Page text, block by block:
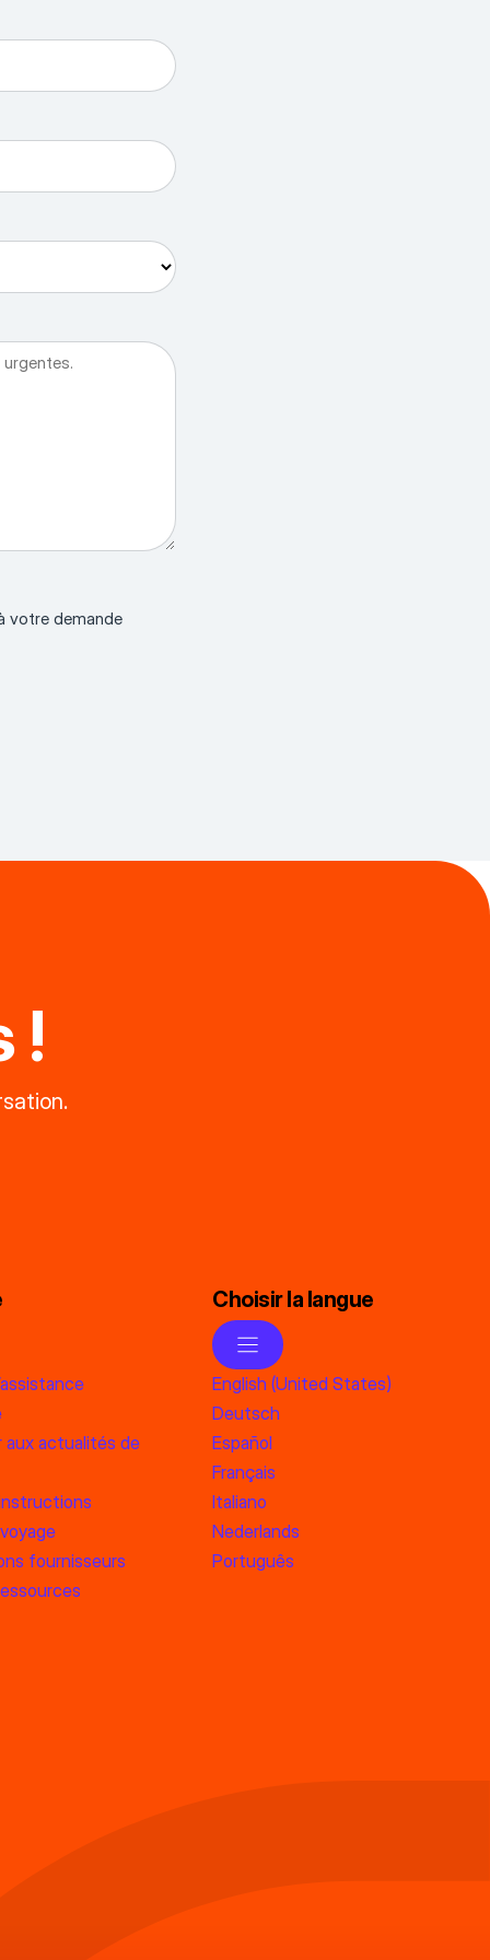
votre demande
!
aux actualités de
fournisseurs
Choisir la langue
English (United States)
Deutsch
Español
Français
Italiano
Nederlands
Português